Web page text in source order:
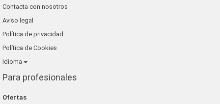
Contacta con nosotros
Aviso legal
Política de privacidad
Política de Cookies
Idioma
Para profesionales
Ofertas